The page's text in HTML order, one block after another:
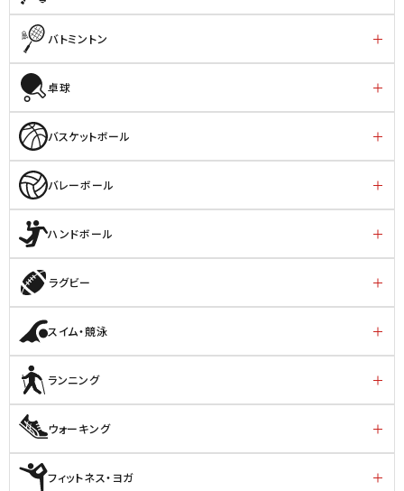
バトミントン
卓球
バスケットボール
バレーボール
ハンドボール
ラグビー
スイム・競泳
ランニング
ウォーキング
フィットネス・ヨガ